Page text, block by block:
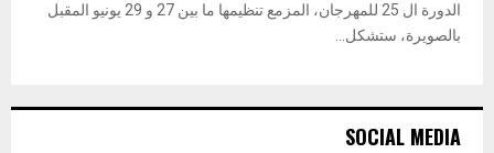
الدورة ال 25 للمهرجان، المزمع تنظيمها ما بين 27 و 29 يونيو المقبل
بالصويرة، ستشكل...
SOCIAL MEDIA